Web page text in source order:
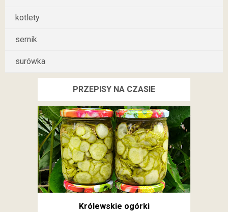
kotlety
sernik
surówka
PRZEPISY NA CZASIE
Królewskie ogórki